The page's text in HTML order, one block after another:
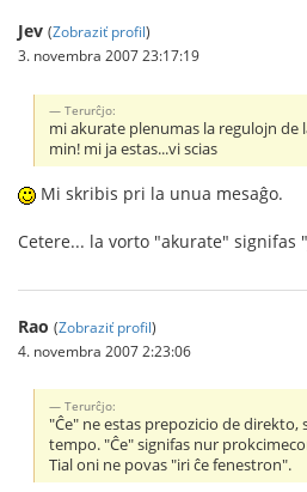
Jev (Zobraziť profil)
3. novembra 2007 23:17:19
Terurĉjo:
mi akurate plenumas la regulojn de
min! mi ja estas...vi scias
Mi skribis pri la unua mesaĝo.
Cetere... la vorto "akurate" signifas
Rao (Zobraziť profil)
4. novembra 2007 2:23:06
Terurĉjo:
"Ĉe" ne estas prepozicio de
tempo. "Ĉe" signifas nur
Tial oni ne povas "iri ĉe fenestron".